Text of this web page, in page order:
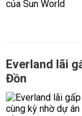
Everland lãi
Đồn